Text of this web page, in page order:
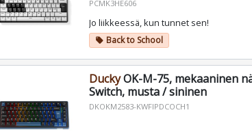
PCMK3HE606
Jo liikkeessä, kun tunnet sen!
local_offer Back to School
DuckyOK-M-75, mekaaninen
Switch, musta / sininen
DKOKM2583-KWFIPDCOCH1